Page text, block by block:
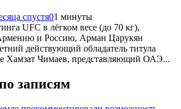
спустя01 минуты
UFC в лёгком весе (до 70 кг),
и Россию, Арман Царукян
действующий обладатель титула
Хамзат Чимаев, представляющий ОАЭ...
записям